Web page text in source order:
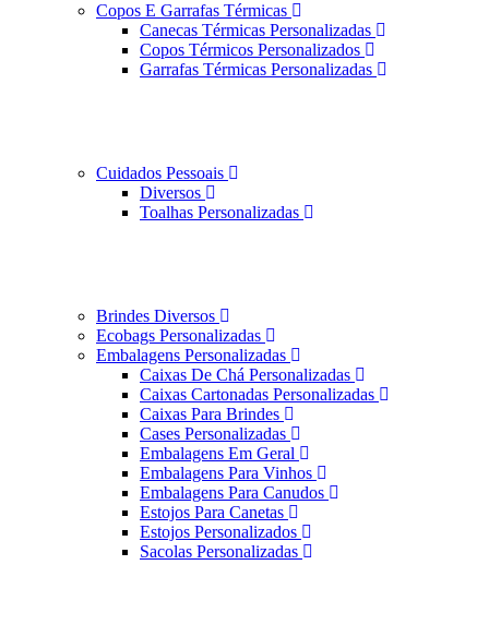
Copos E Garrafas Térmicas
Canecas Térmicas Personalizadas
Copos Térmicos Personalizados
Garrafas Térmicas Personalizadas
Cuidados Pessoais
Diversos
Toalhas Personalizadas
Brindes Diversos
Ecobags Personalizadas
Embalagens Personalizadas
Caixas De Chá Personalizadas
Caixas Cartonadas Personalizadas
Caixas Para Brindes
Cases Personalizadas
Embalagens Em Geral
Embalagens Para Vinhos
Embalagens Para Canudos
Estojos Para Canetas
Estojos Personalizados
Sacolas Personalizadas